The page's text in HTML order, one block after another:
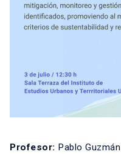
Profesor: Pablo Guzmán